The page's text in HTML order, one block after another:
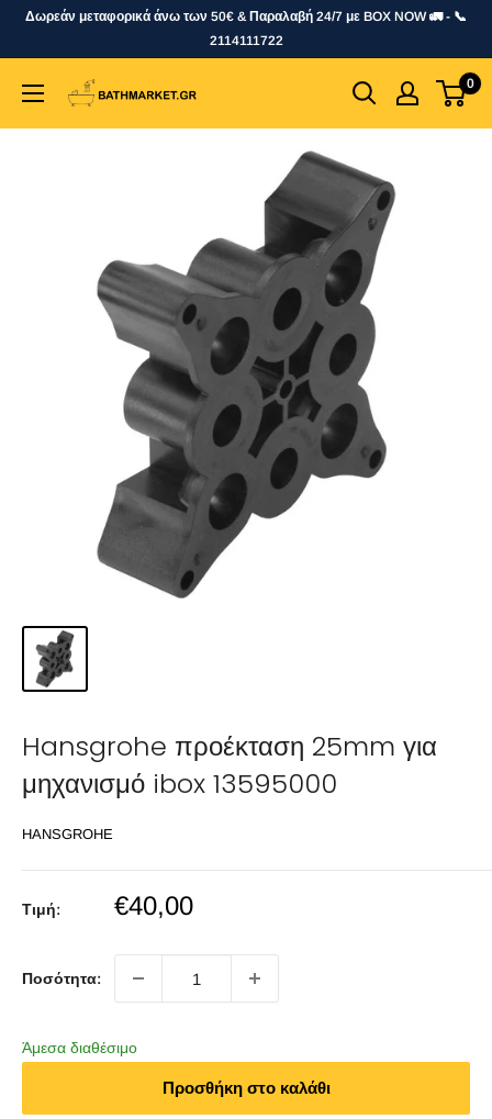
SkipΔωρεάν μεταφορικά άνω των 50€ & Παραλαβή 24/7 με BOX NOW 🚛 - 📞
2114111722
bathmarket.gr 0
Hansgrohe προέκταση 25mm για
μηχανισμό ibox 13595000
HANSGROHE
Τιμή:
Sale
€40,00
Ποσότητα:
Άμεσα διαθέσιμο
Προσθήκη στο καλάθι